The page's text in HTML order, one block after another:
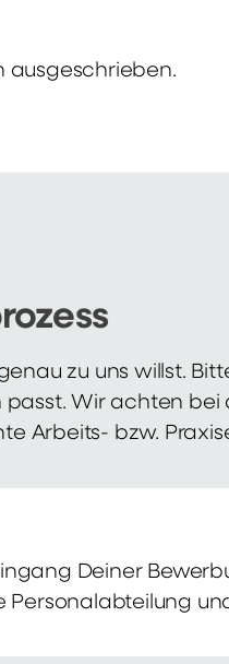
ausgeschrieben.
zu uns willst.
passt. Wir achten
Arbeits- bzw.
Deiner
Personalabteilung